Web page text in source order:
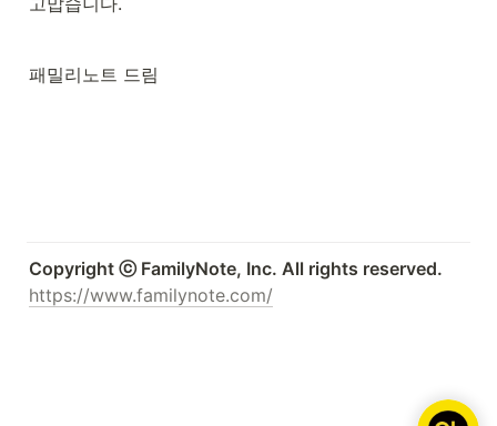
패밀리노트 드림
Copyright ⓒ FamilyNote, Inc. All rights reserved.
https://www.familynote.com/